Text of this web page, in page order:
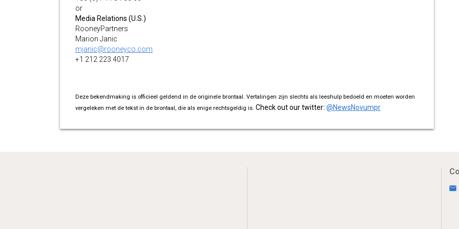
or
Media Relations (U.S.)
RooneyPartners
Marion Janic
mjanic@rooneyco.com
+1 212 223 4017
Deze bekendmaking is officieel geldend in de originele brontaal. Vertalingen zijn slechts als leeshulp bedoeld en moeten worden
vergeleken met de tekst in de brontaal, die als enige rechtsgeldig is. Check out our twitter: @NewsNovumpr